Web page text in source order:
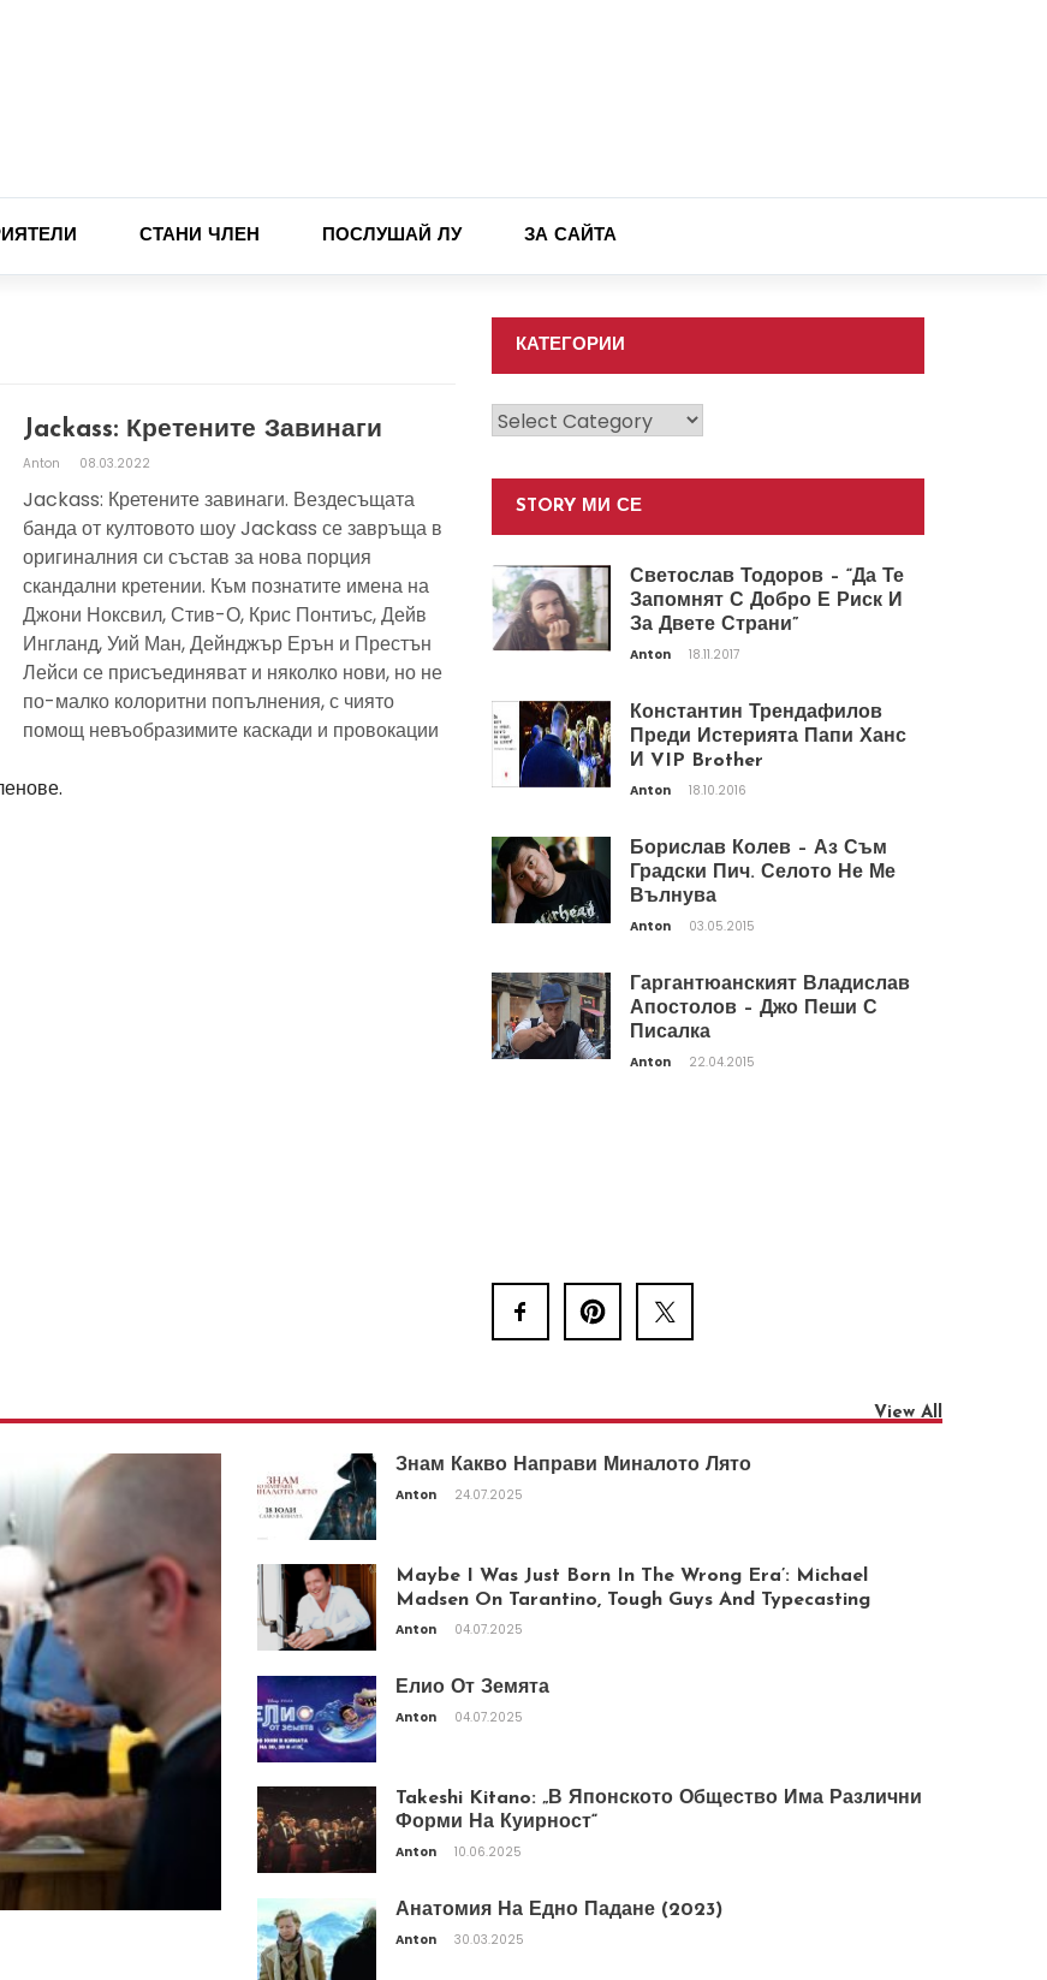
СТАНИ ЧЛЕН ПОСЛУШАЙ ЛУ ЗА САЙТА
Jackass: Кретените Завинаги
Anton 08.03.2022
Jackass: Кретените завинаги. Вездесъщата
банда от култовото шоу Jackass се завръща в
оригиналния си състав за нова порция
скандални кретении. Към познатите имена на
Джони Ноксвил, Стив-О, Крис Понтиъс, Дейв
Ингланд, Уий Ман, Дейнджър Ерън и Престън
Лейси се присъединяват и няколко нови, но не
по-малко колоритни попълнения, с чиято
помощ невъобразимите каскади и провокации
КАТЕГОРИИ
Категории
STORY МИ СЕ
Светослав Тодоров – “Да Те
Запомнят С Добро Е Риск И
За Двете Страни”
Anton 18.11.2017
Константин Трендафилов
Преди Истерията Папи Ханс
И VIP Brother
Anton 18.10.2016
Борислав Колев – Аз Съм
Градски Пич. Селото Не Ме
Вълнува
Anton 03.05.2015
Гаргантюанският Владислав
Апостолов – Джо Пеши С
Писалка
Anton 22.04.2015
View All
Знам Какво Направи Миналото Лято
Anton 24.07.2025
Maybe I Was Just Born In The Wrong Era’: Michael
Madsen On Tarantino, Tough Guys And Typecasting
Anton 04.07.2025
Елио От Земята
Anton 04.07.2025
Takeshi Kitano: „В Японското Общество Има Различни
Форми На Куирност“
Anton 10.06.2025
Анатомия На Едно Падане (2023)
Anton 30.03.2025